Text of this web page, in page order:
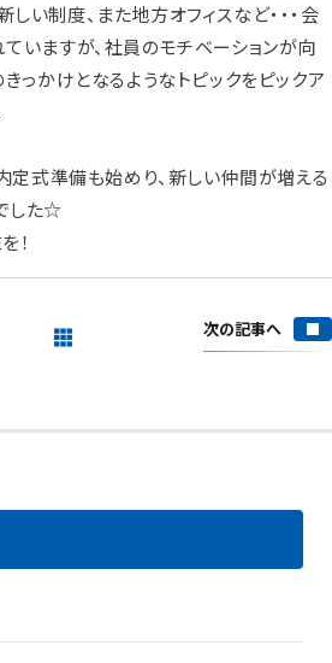
い制度、また地方オフィスなど・・・会
いますが、社員のモチベーションが向
きっかけとなるようなトピックをピックア
定式準備も始めり、新しい仲間が増える
した☆
！
次の記事へ